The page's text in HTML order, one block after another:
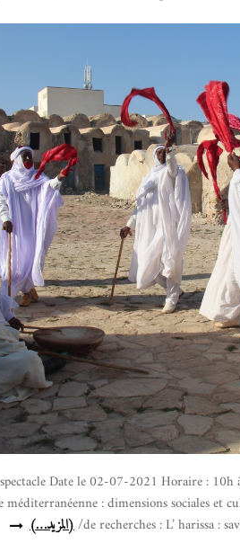
Date le 02-07-2021 Horaire :
méditerranéenne : dimensions sociales
de recherches : L’ harissa : (المزيد…)